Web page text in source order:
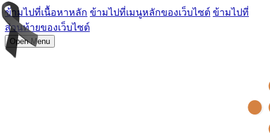
ข้ามไปที่เนื้อหาหลัก ข้ามไปที่เมนูหลักของเว็บไซต์ ข้ามไปที่
ส่วนท้ายของเว็บไซต์
Open Menu